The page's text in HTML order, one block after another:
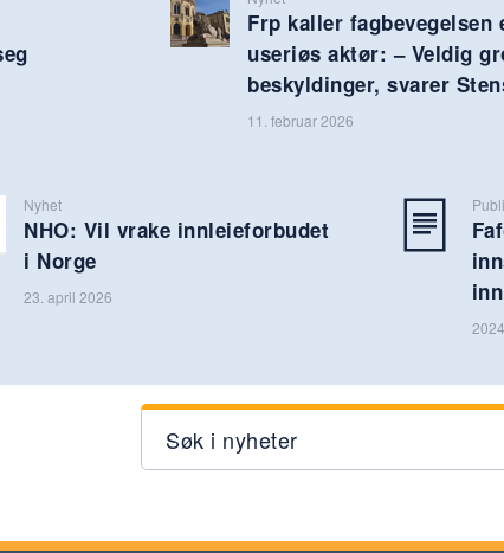
Frp kaller fagbevegelsen
useriøs aktør: – Veldig
beskyldinger, svarer
11. februar 2026
Nyhet
NHO: Vil vrake innleieforbudet
i Norge
23. april 2026
2024
Søk i nyheter